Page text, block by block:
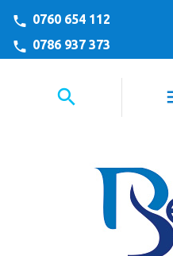
0760 654 112
0786 937 373